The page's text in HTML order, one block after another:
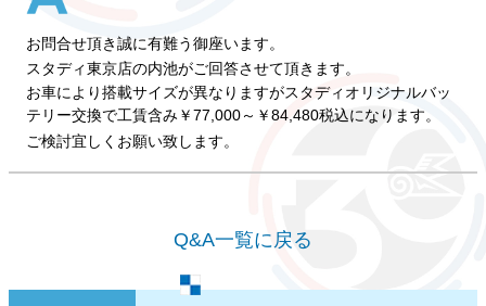
お問合せ頂き誠に有難う御座います。
スタディ東京店の内池がご回答させて頂きます。
お車により搭載サイズが異なりますがスタディオリジナルバッ
テリー交換で工賃含み￥77,000～￥84,480税込になります。
ご検討宜しくお願い致します。
Q&A一覧に戻る